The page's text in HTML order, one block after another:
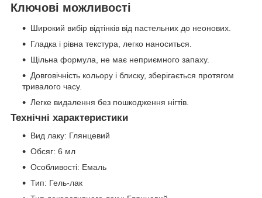
Ключові можливості
Широкий вибір відтінків від пастельних до неонових.
Гладка і рівна текстура, легко наноситься.
Щільна формула, не має неприємного запаху.
Довговічність кольору і блиску, зберігається протягом
тривалого часу.
Легке видалення без пошкодження нігтів.
Технічні характеристики
Вид лаку: Глянцевий
Обсяг: 6 мл
Особливості: Емаль
Тип: Гель-лак